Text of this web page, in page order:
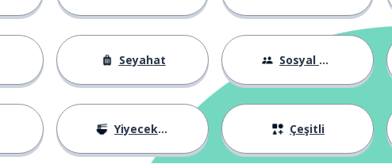
Seyahat Sosyal Hayat
Yiyecekler Çeşitli